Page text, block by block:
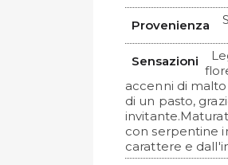
Provenienza
Sensazioni
accenni di
di un pasto,
con serpentine
carattere e